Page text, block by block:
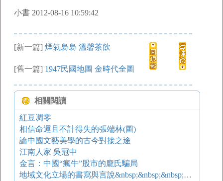
小書 2012-08-16 10:59:42
[新一篇] 煙氣裊裊 溫馨茶飲
[舊一篇] 1947民國地圖 金時代全圖
相關閱讀
紅豆凋零
相信命運且不計得失的張端林(圖)
論中國文藝美學的古今對接之途
江南人家 吳冠中
金言：中國“瘋牛”股市的龐氏騙局
地域文化立場的書寫與言說&nbsp;&nbsp;&nbsp;&nbsp;——20世紀后20年小說語言論之三